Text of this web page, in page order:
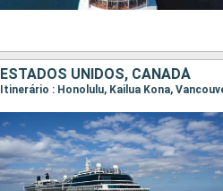
ESTADOS UNIDOS, CANADÁ
Itinerário : Honolulu, Kailua Kona,